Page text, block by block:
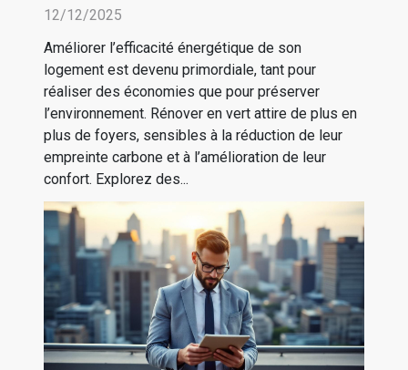
rénover en vert
12/12/2025
Améliorer l’efficacité énergétique de son
logement est devenu primordiale, tant pour
réaliser des économies que pour préserver
l’environnement. Rénover en vert attire de plus en
plus de foyers, sensibles à la réduction de leur
empreinte carbone et à l’amélioration de leur
confort. Explorez des...